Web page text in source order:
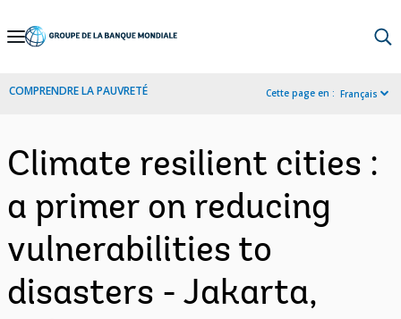
Skip
Navigation
COMPRENDRE LA PAUVRETÉ Cette page en : Français
Climate resilient cities :
a primer on reducing
vulnerabilities to
disasters - Jakarta,